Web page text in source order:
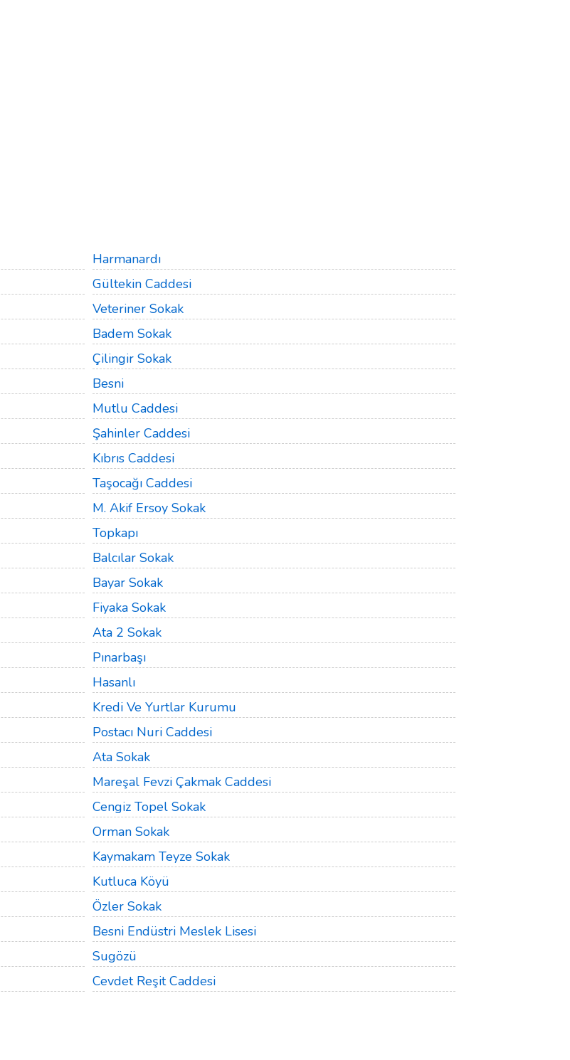
Harmanardı
Gültekin Caddesi
Veteriner Sokak
Badem Sokak
Çilingir Sokak
Besni
Mutlu Caddesi
Şahinler Caddesi
Kıbrıs Caddesi
Taşocağı Caddesi
M. Akif Ersoy Sokak
Topkapı
Balcılar Sokak
Bayar Sokak
Fiyaka Sokak
Ata 2 Sokak
Pınarbaşı
Hasanlı
Kredi Ve Yurtlar Kurumu
Postacı Nuri Caddesi
Ata Sokak
Mareşal Fevzi Çakmak Caddesi
Cengiz Topel Sokak
Orman Sokak
Kaymakam Teyze Sokak
Kutluca Köyü
Özler Sokak
Besni Endüstri Meslek Lisesi
Sugözü
Cevdet Reşit Caddesi